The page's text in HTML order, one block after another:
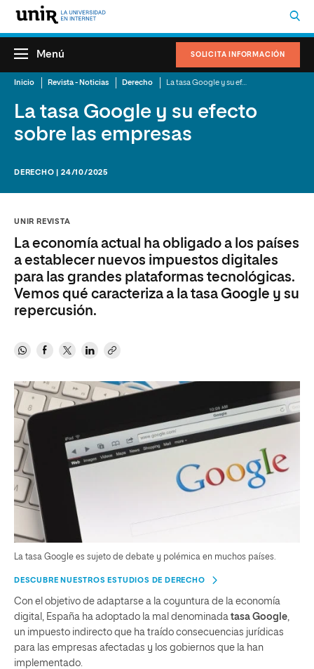
SOLICITA INFORMACIÓN
Menú
Inicio Revista - Noticias Derecho La tasa Google y su efecto sobre las empresas
La tasa Google y su efecto
sobre las empresas
DERECHO | 24/10/2025
UNIR REVISTA
La economía actual ha obligado a los países
a establecer nuevos impuestos digitales
para las grandes plataformas tecnológicas.
Vemos qué caracteriza a la tasa Google y su
repercusión.
La tasa Google es sujeto de debate y polémica en muchos países.
DESCUBRE NUESTROS ESTUDIOS DE DERECHO
Con el objetivo de adaptarse a la coyuntura de la economía
digital, España ha adoptado la mal denominada tasa Google
un impuesto indirecto que ha traído consecuencias jurídicas
para las empresas afectadas y los gobiernos que la han
implementado.